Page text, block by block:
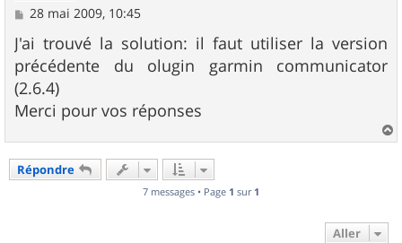
M
s
s
a
g
e
28 mai 2009, 10:45
J'ai trouvé la solution: il faut utiliser la version
précédente du olugin garmin communicator
(2.6.4)
Merci pour vos réponses
a
Répondre
7 messages • Page 1 sur 1
Aller